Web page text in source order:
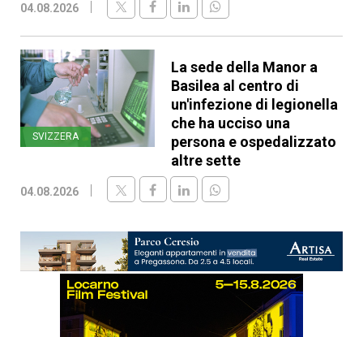
04.08.2026
SVIZZERA
La sede della Manor a
Basilea al centro di
un'infezione di legionella
che ha ucciso una
persona e ospedalizzato
altre sette
04.08.2026